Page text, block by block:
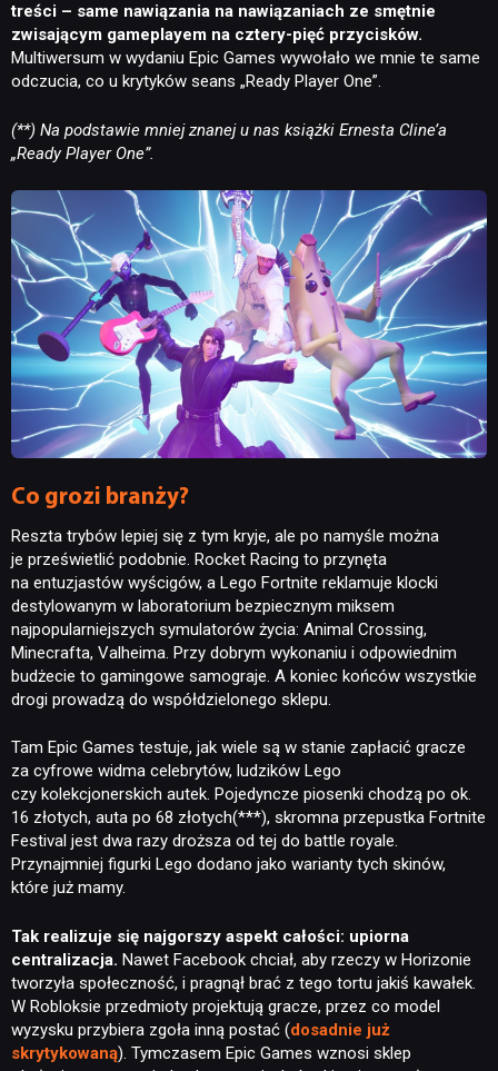
SKLEP
treści – same nawiązania na nawiązaniach ze smętnie
zwisającym gameplayem na cztery-pięć przycisków.
Multiwersum w wydaniu Epic Games wywołało we mnie te same
odczucia, co u krytyków seans „Ready Player One”.
(**) Na podstawie mniej znanej u nas książki Ernesta Cline’a
„Ready Player One”.
Co grozi branży?
Reszta trybów lepiej się z tym kryje, ale po namyśle można
je prześwietlić podobnie. Rocket Racing to przynęta
na entuzjastów wyścigów, a Lego Fortnite reklamuje klocki
destylowanym w laboratorium bezpiecznym miksem
najpopularniejszych symulatorów życia: Animal Crossing,
Minecrafta, Valheima. Przy dobrym wykonaniu i odpowiednim
budżecie to gamingowe samograje. A koniec końców wszystkie
drogi prowadzą do współdzielonego sklepu.
Tam Epic Games testuje, jak wiele są w stanie zapłacić gracze
za cyfrowe widma celebrytów, ludzików Lego
czy kolekcjonerskich autek. Pojedyncze piosenki chodzą po ok.
16 złotych, auta po 68 złotych(***), skromna przepustka Fortnite
Festival jest dwa razy droższa od tej do battle royale.
Przynajmniej figurki Lego dodano jako warianty tych skinów,
które już mamy.
Tak realizuje się najgorszy aspekt całości: upiorna
centralizacja. Nawet Facebook chciał, aby rzeczy w Horizonie
tworzyła społeczność, i pragnął brać z tego tortu jakiś kawałek.
W Robloksie przedmioty projektują gracze, przez co model
wyzysku przybiera zgoła inną postać (dosadnie już
skrytykowaną). Tymczasem Epic Games wznosi sklep